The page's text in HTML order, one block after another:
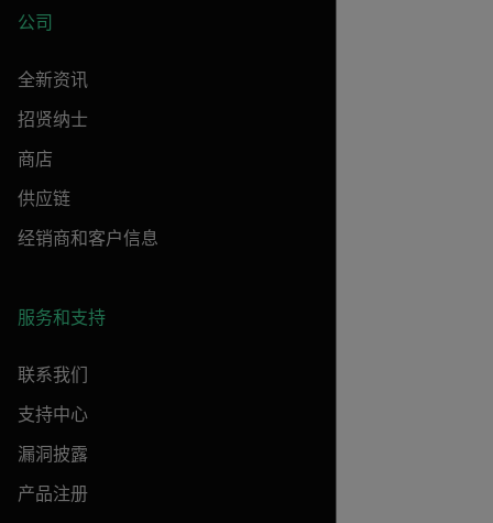
公司
全新资讯
招贤纳士
商店
供应链
经销商和客户信息
服务和支持
联系我们
支持中心
漏洞披露
产品注册